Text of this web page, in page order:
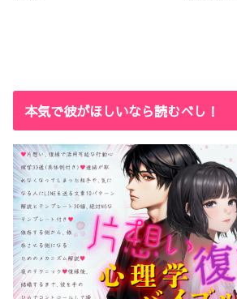
本気で彼がほしいなら読むべし！